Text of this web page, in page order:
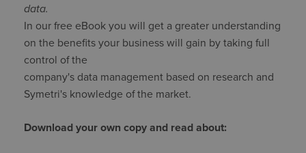
data.
In our free eBook you will get a greater understanding
on the benefits your business will gain by taking full
control of the
company's data management based on research and
Symetri's knowledge of the market.
Download your own copy and read about: